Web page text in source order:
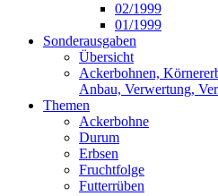
02/1999
01/1999
Sonderausgaben
Übersicht
Ackerbohnen,
Anbau, Verwertung,
Themen
Ackerbohne
Durum
Erbsen
Fruchtfolge
Futterrüben